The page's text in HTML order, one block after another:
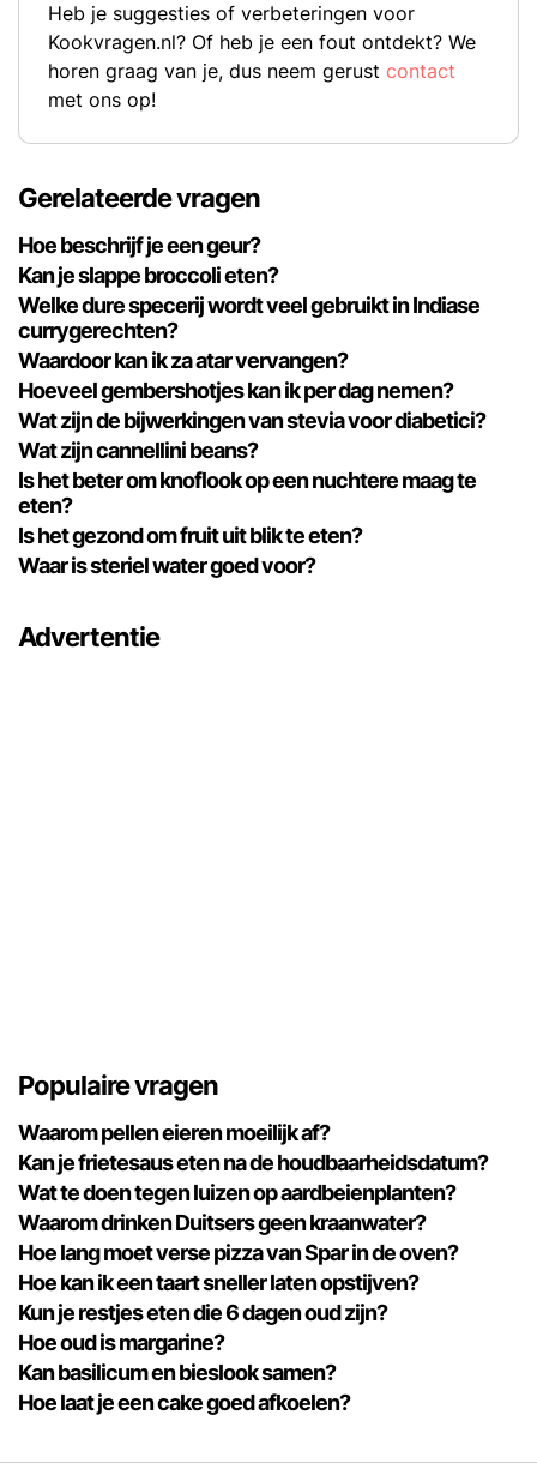
Heb je suggesties of verbeteringen voor
Kookvragen.nl? Of heb je een fout ontdekt? We
horen graag van je, dus neem gerust contact
met ons op!
Gerelateerde vragen
Hoe beschrijf je een geur?
Kan je slappe broccoli eten?
Welke dure specerij wordt veel gebruikt in Indiase
currygerechten?
Waardoor kan ik za atar vervangen?
Hoeveel gembershotjes kan ik per dag nemen?
Wat zijn de bijwerkingen van stevia voor diabetici?
Wat zijn cannellini beans?
Is het beter om knoflook op een nuchtere maag te
eten?
Is het gezond om fruit uit blik te eten?
Waar is steriel water goed voor?
Advertentie
Populaire vragen
Waarom pellen eieren moeilijk af?
Kan je frietesaus eten na de houdbaarheidsdatum?
Wat te doen tegen luizen op aardbeienplanten?
Waarom drinken Duitsers geen kraanwater?
Hoe lang moet verse pizza van Spar in de oven?
Hoe kan ik een taart sneller laten opstijven?
Kun je restjes eten die 6 dagen oud zijn?
Hoe oud is margarine?
Kan basilicum en bieslook samen?
Hoe laat je een cake goed afkoelen?